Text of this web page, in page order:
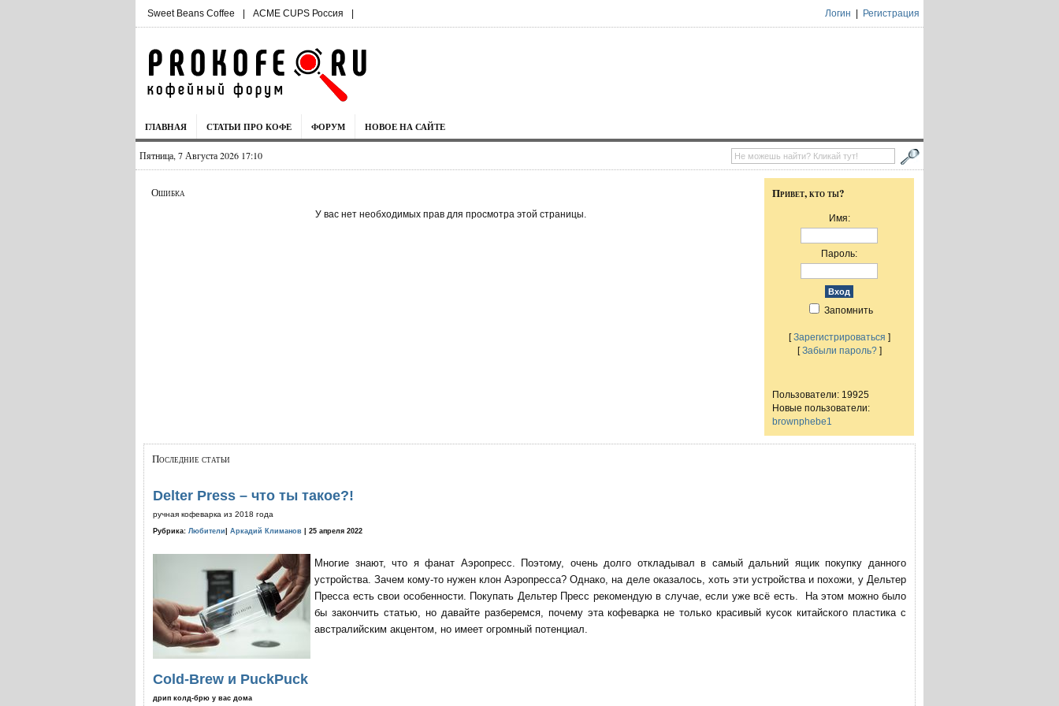
Sweet Beans Coffee | ACME CUPS Россия | Логин Регистрация
ГЛАВНАЯ СТАТЬИ ПРО КОФЕ ФОРУМ НОВОЕ НА САЙТЕ
Пятница, 7 Августа 2026 17:11
Ошибка
У вас нет необходимых прав для просмотра этой страницы.
Привет, кто ты?
Имя:
Пароль:
Запомнить
[Зарегистрироваться ]
[Забыли пароль?]
Пользователи: 19925
Новые пользователи:
brownphebe1
Последние статьи
Delter Press – что ты такое?!
ручная кофеварка из 2018 года
Рубрика: Любители Аркадий Климанов | 25 апреля 2022
Многие знают, что я фанат Аэропресс. Поэтому, очень долго откладывал в самый дальний ящик покупку данного
устройства. Зачем кому-то нужен клон Аэропресса? Однако, на деле оказалось, хоть эти устройства и похожи, у Дельтер
Пресса есть свои особенности. Покупать Дельтер Пресс рекомендую в случае, если уже всё есть. На этом можно было
бы закончить статью, но давайте разберемся, почему эта кофеварка не только красивый кусок китайского пластика с
австралийским акцентом, но имеет огромный потенциал.
Cold-Brew и PuckPuck
дрип колд-брю у вас дома